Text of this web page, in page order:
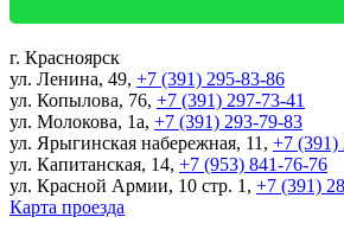
г. Красноярск
ул. Ленина, 49, +7 (391) 295-83-86
ул. Копылова, 76, +7 (391) 297-73-41
ул. Молокова, 1а, +7 (391) 293-79-83
ул. Ярыгинская набережная, 11 , +7 (391)
ул. Капитанская, 14, +7 (953) 841-76-76
ул. Красной Армии, 10 стр. 1 , +7 (391)
Карта проезда